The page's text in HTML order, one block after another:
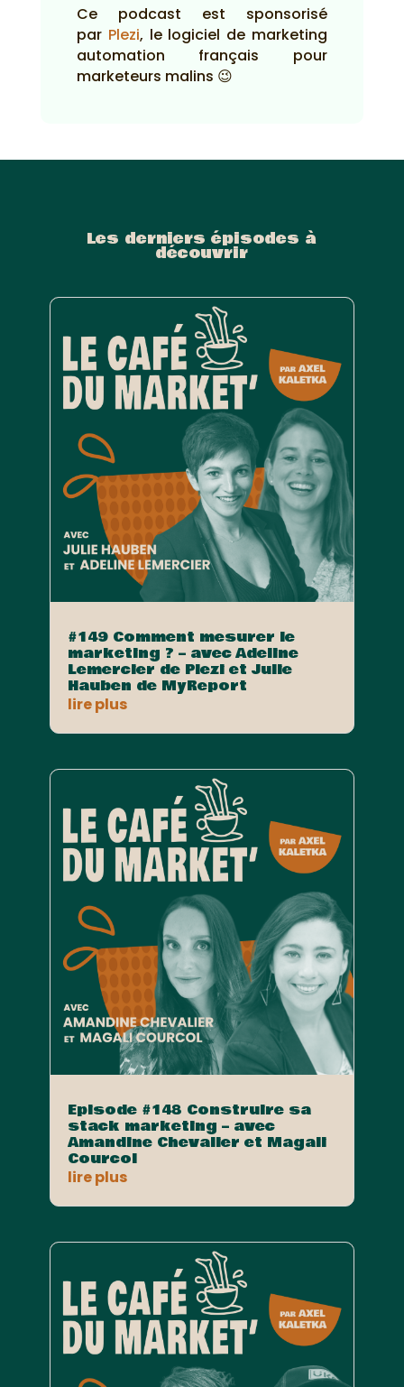
Ce podcast est sponsorisé
par Plezi, le logiciel de marketing
automation français pour
marketeurs malins 😉
Les derniers épisodes à
découvrir
#149 Comment mesurer le
marketing ? – avec Adeline
Lemercier de Plezi et Julie
Hauben de MyReport
lire plus
Episode #148 Construire sa
stack marketing – avec
Amandine Chevalier et Magali
Courcol
lire plus